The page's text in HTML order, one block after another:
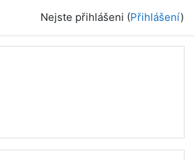
Nejste přihlášeni (Přihlášení)